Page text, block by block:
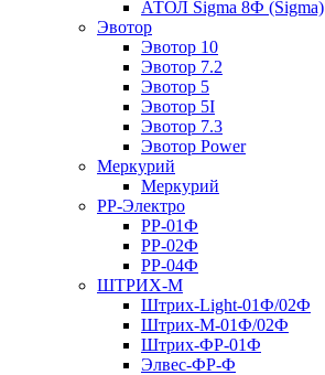
АТОЛ Sigma 8Ф (Sigma)
Эвотор
Эвотор 10
Эвотор 7.2
Эвотор 5
Эвотор 5I
Эвотор 7.3
Эвотор Power
Меркурий
Меркурий
РР-Электро
РР-01Ф
РР-02Ф
РР-04Ф
ШТРИХ-М
Штрих-Light-01Ф/02Ф
Штрих-М-01Ф/02Ф
Штрих-ФР-01Ф
Элвес-ФР-Ф